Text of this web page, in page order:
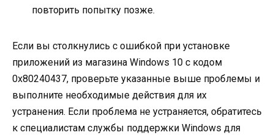
повторить попытку позже.
Если вы столкнулись с ошибкой при установке
приложений из магазина Windows 10 с кодом
0x80240437, проверьте указанные выше проблемы и
выполните необходимые действия для их
устранения. Если проблема не устраняется, обратитесь
к специалистам службы поддержки Windows для